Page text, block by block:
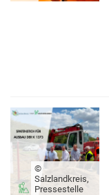
©
Salzlandkreis,
Pressestelle